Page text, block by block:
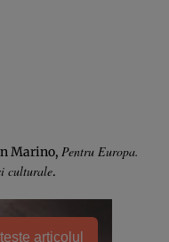
Marino, Pentru Europa.
culturale.
articolul